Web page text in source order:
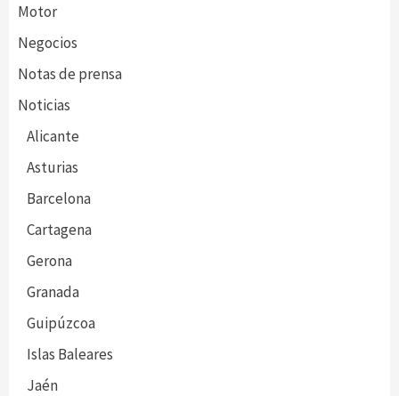
Motor
Negocios
Notas de prensa
Noticias
Alicante
Asturias
Barcelona
Cartagena
Gerona
Granada
Guipúzcoa
Islas Baleares
Jaén